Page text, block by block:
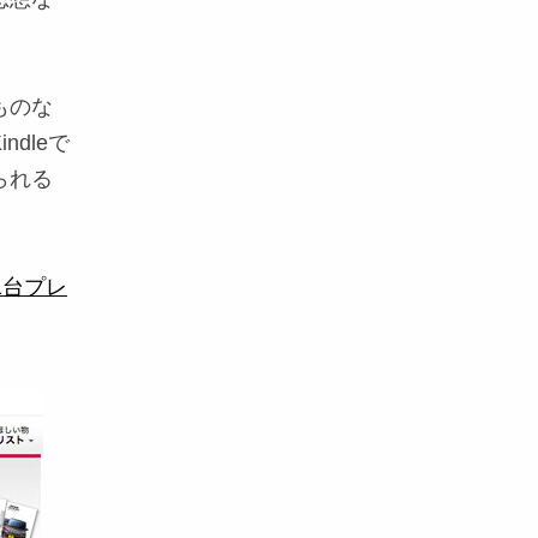
のな
で
れる
プレ